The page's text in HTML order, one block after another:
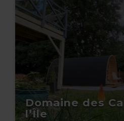
Domaine des
l’Île